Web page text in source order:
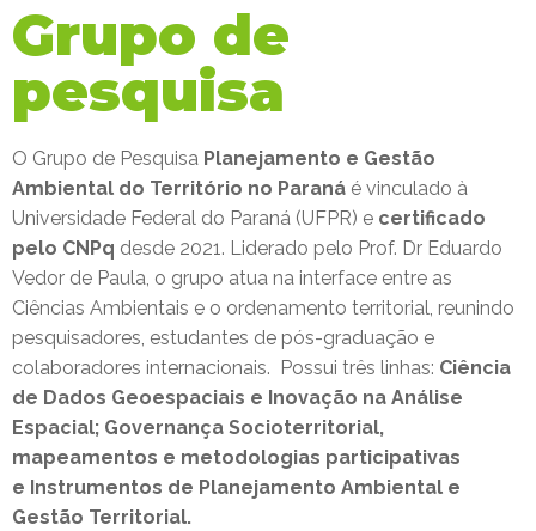
Grupo de
pesquisa
O Grupo de Pesquisa Planejamento e Gestão
Ambiental do Território no Paraná é vinculado à
Universidade Federal do Paraná (UFPR) e certificado
pelo CNPq desde 2021. Liderado pelo Prof. Dr Eduardo
Vedor de Paula, o grupo atua na interface entre as
Ciências Ambientais e o ordenamento territorial, reunindo
pesquisadores, estudantes de pós-graduação e
colaboradores internacionais. Possui três linhas: Ciência
de Dados Geoespaciais e Inovação na Análise
Espacial; Governança Socioterritorial,
mapeamentos e metodologias participativas
e Instrumentos de Planejamento Ambiental e
Gestão Territorial.